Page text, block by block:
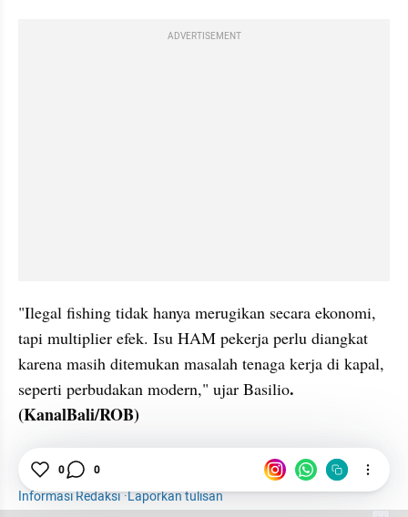
ADVERTISEMENT
"Ilegal fishing tidak hanya merugikan secara ekonomi,
tapi multiplier efek. Isu HAM pekerja perlu diangkat
karena masih ditemukan masalah tenaga kerja di kapal,
seperti perbudakan modern," ujar Basilio.
(KanalBali/ROB)
Tenaga Kerja
Nusa Dua
Informasi Redaksi·Laporkan tulisan
0 0